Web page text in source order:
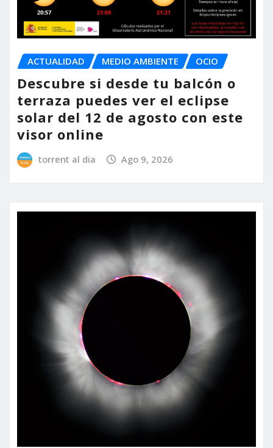
ACTUALIDAD MEDIO AMBIENTE OCIO
Descubre si desde tu balcón o
terraza puedes ver el eclipse
solar del 12 de agosto con este
visor online
torrent al dia Ago 9, 2026